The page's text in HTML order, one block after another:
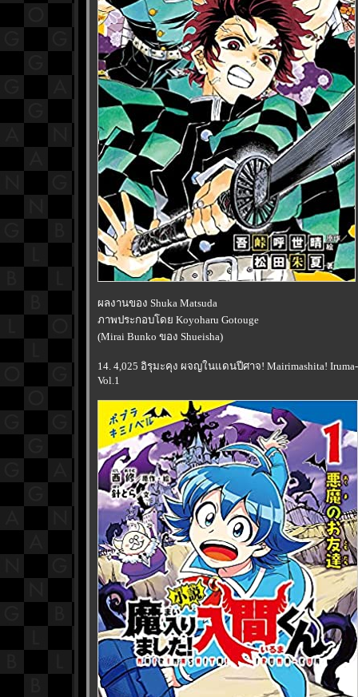
ผลงานของ Shuka Matsuda
ภาพประกอบโดย Koyoharu Gotouge
(Mirai Bunko ของ Shueisha)
14. 4,025 อิรุมะคุง ผจญในแดนปีศาจ! Mairimashita!
Vol.1